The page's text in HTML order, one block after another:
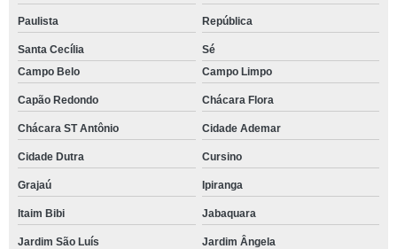
Paulista República
Santa Cecília
Sé
Campo Belo
Campo Limpo
Capão Redondo Chácara Flora
Chácara ST Antônio Cidade Ademar
Cidade Dutra Cursino
Grajaú Ipiranga
Itaim Bibi Jabaquara
Jardim São Luís Jardim Ângela